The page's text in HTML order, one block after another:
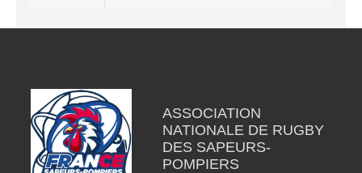
ASSOCIATION
NATIONALE DE RUGBY
DES SAPEURS-
POMPIERS